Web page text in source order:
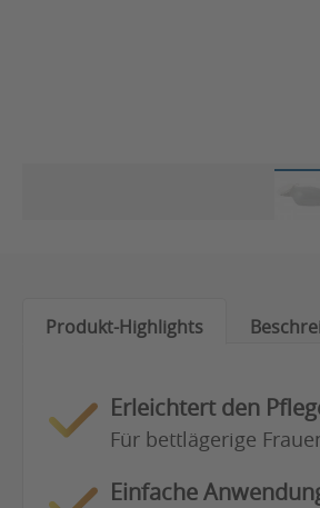
Produkt-Highlights
Erleichtert den
Für bettlägerige
Einfache